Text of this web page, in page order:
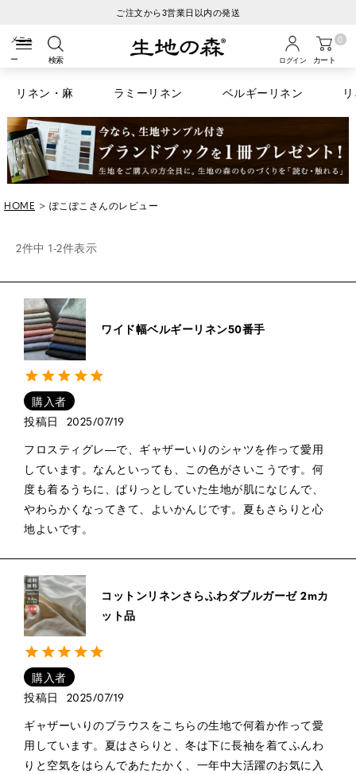
ご注文から3営業日以内の発送
検索 ログイン カート
0
リネン・麻 ラミーリネン ベルギーリネン
HOME ぽこぽこさんのレビュー
2件中 1-2件表示
ワイド幅ベルギーリネン50番手
購入者
投稿日
2025/07/19
フロスティグレ―で、ギャザーいりのシャツを作って愛用
しています。なんといっても、この色がさいこうです。何
度も着るうちに、ぱりっとしていた生地が肌になじんで、
やわらかくなってきて、よいかんじです。夏もさらりと心
地よいです。
コットンリネンさらふわダブルガーゼ 2mカ
ット品
購入者
投稿日
2025/07/19
ギャザーいりのブラウスをこちらの生地で何着か作って愛
用しています。夏はさらりと、冬は下に長袖を着てふんわ
りと空気をはらんであたたかく、一年中大活躍のお気に入